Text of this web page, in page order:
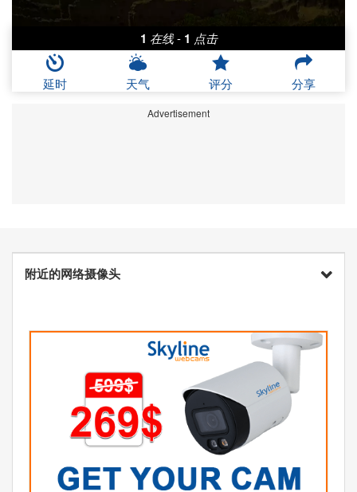
1 在线 - 1 点击
延时 天气 评分 分享
Advertisement
附近的网络摄像头